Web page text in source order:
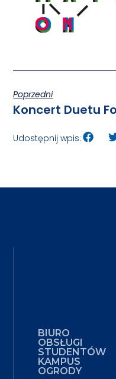
Poprzedni
Udostępnij wpis:
BIURO
OBSŁUGI
STUDENTÓW
KAMPUS
OGRODY